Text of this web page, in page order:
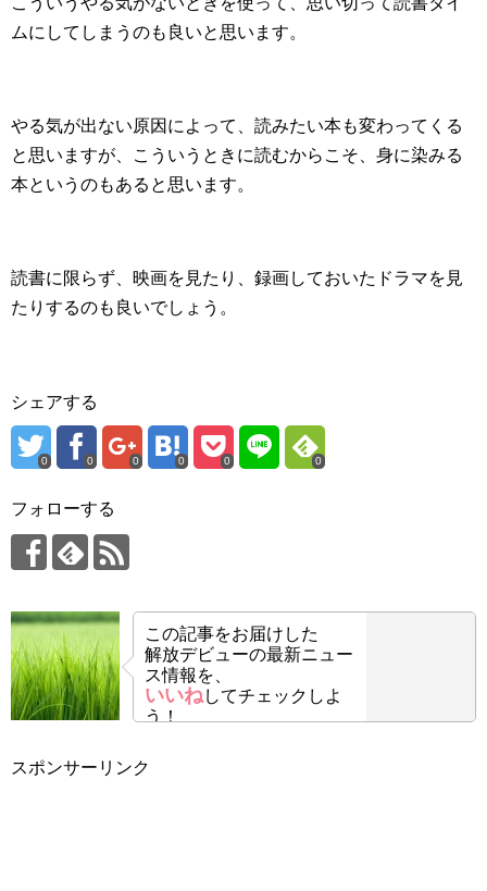
ムにしてしまうのも良いと思います。
やる気が出ない原因によって、読みたい本も変わってくる
と思いますが、こういうときに読むからこそ、身に染みる
本というのもあると思います。
読書に限らず、映画を見たり、録画しておいたドラマを見
たりするのも良いでしょう。
シェアする
0 0 0 0 0 0
フォローする
この記事をお届けした
解放デビューの最新ニュー
ス情報を、
いいねしてチェックしよ
う！
スポンサーリンク